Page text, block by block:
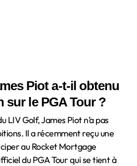
Piot a-t-il obtenu
sur le PGA Tour ?
LIV Golf, James Piot n’a pas
Il a récemment reçu une
au Rocket Mortgage
du PGA Tour qui se tient à